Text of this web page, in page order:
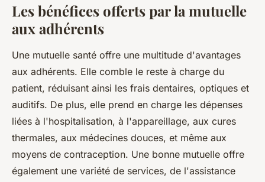
Les bénéfices offerts par la mutuelle
aux adhérents
Une mutuelle santé offre une multitude d'avantages
aux adhérents. Elle comble le reste à charge du
patient, réduisant ainsi les frais dentaires, optiques et
auditifs. De plus, elle prend en charge les dépenses
liées à l'hospitalisation, à l'appareillage, aux cures
thermales, aux médecines douces, et même aux
moyens de contraception. Une bonne mutuelle offre
également une variété de services, de l'assistance